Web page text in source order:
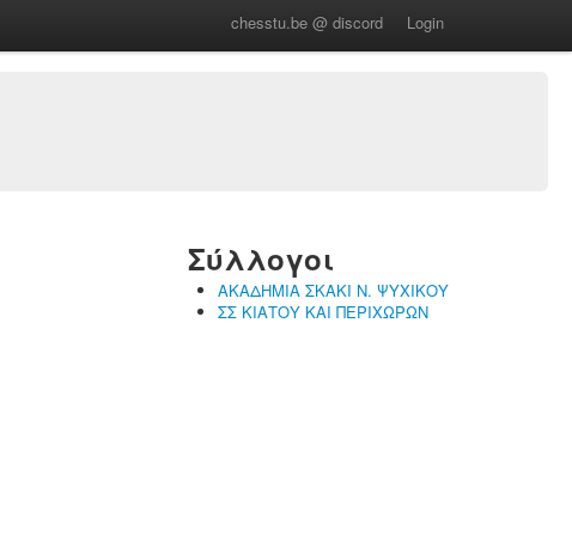
chesstu.be @ discord Login
Σύλλογοι
ΑΚΑΔΗΜΙΑ ΣΚΑΚΙ Ν. ΨΥΧΙΚΟΥ
ΣΣ ΚΙΑΤΟΥ ΚΑΙ ΠΕΡΙΧΩΡΩΝ